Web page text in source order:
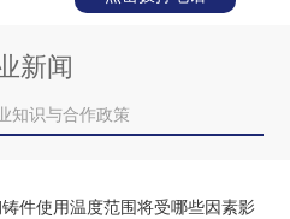
新闻
知识与合作政策
件使用温度范围将受哪些因素影